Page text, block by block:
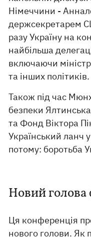
Німеччини -
держсекретарем
разу Україну на
найбільша
включаючи
та інших політиків.
Також під час
безпеки
та Фонд Віктора
Український ланч
потому: боротьба
Новий голова
Ця конференція
нового голови. Як